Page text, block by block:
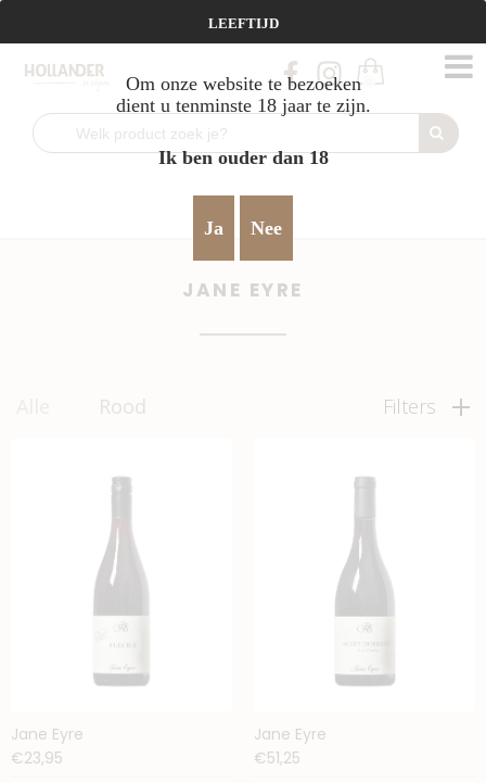
Vanaf €95 gratis verzending!
verfijnd & harmonieus
JANE EYRE
Rood Filters
Jane Eyre
€23,95
Jane Eyre
€51,25
LEEFTIJD
Om onze website te bezoeken
dient u tenminste 18 jaar te zijn.
Ik ben ouder dan 18
Ja Nee